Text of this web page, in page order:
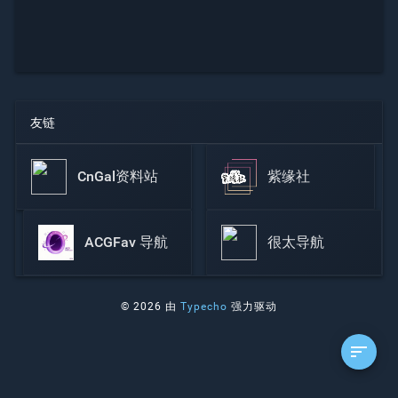
友链
CnGal资料站 紫缘社
ACGFav 导航 很太导航
© 2026 由Typecho 强力驱动
sort